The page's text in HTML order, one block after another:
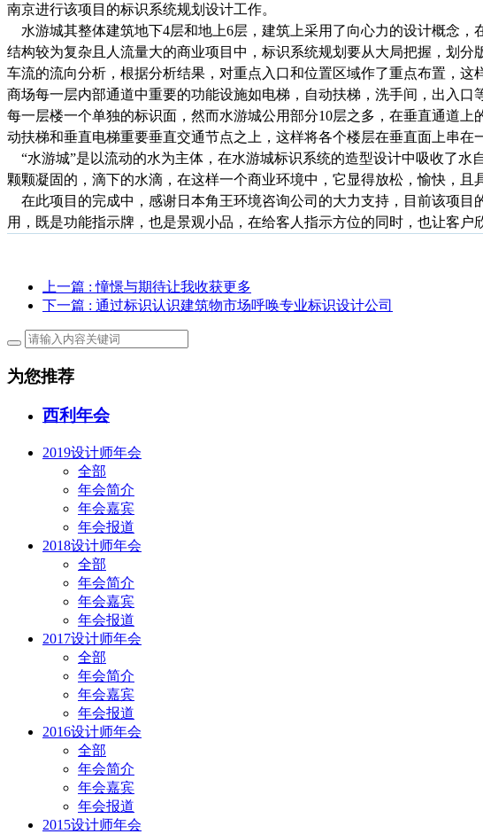
南京进行该项目的标识系统规划设计工作。
水游城其整体建筑地下4层和地上6层，建筑上采用了向心力的设计概念
结构较为复杂且人流量大的商业项目中，标识系统规划要从大局把握，划
车流的流向分析，根据分析结果，对重点入口和位置区域作了重点布置，
商场每一层内部通道中重要的功能设施如电梯，自动扶梯，洗手间，出入
每一层楼一个单独的标识面，然而水游城公用部分10层之多，在垂直通道
动扶梯和垂直电梯重要垂直交通节点之上，这样将各个楼层在垂直面上串
“水游城”是以流动的水为主体，在水游城标识系统的造型设计中吸收了
颗颗凝固的，滴下的水滴，在这样一个商业环境中，它显得放松，愉快，且
在此项目的完成中，感谢日本角王环境咨询公司的大力支持，目前该项目
用，既是功能指示牌，也是景观小品，在给客人指示方位的同时，也让客
上一篇 : 憧憬与期待让我收获更多
下一篇 : 通过标识认识建筑物市场呼唤专业标识设计公司
为您推荐
西利年会
2019设计师年会
全部
年会简介
年会嘉宾
年会报道
2018设计师年会
全部
年会简介
年会嘉宾
年会报道
2017设计师年会
全部
年会简介
年会嘉宾
年会报道
2016设计师年会
全部
年会简介
年会嘉宾
年会报道
2015设计师年会